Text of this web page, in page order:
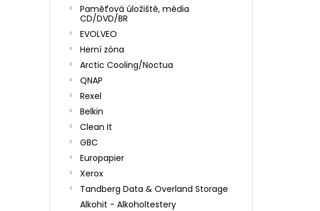
Paměťová úložiště, média
CD/DVD/BR
EVOLVEO
Herní zóna
Arctic Cooling/Noctua
QNAP
Rexel
Belkin
Clean It
GBC
Europapier
Xerox
Tandberg Data & Overland Storage
Alkohit - Alkoholtestery